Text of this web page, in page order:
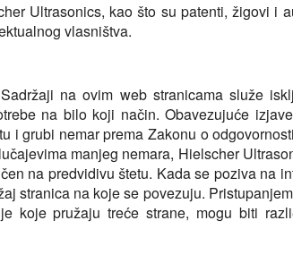
Ultrasonics, kao što su patenti, žigovi i
vlasništva.
na ovim web stranicama služe
na bilo koji način. Obavezujuće
i grubi nemar prema Zakonu o
manjeg nemara, Hielscher
na predvidivu štetu. Kada se poziva na
stranica na koje se povezuju.
koje pružaju treće strane, mogu biti